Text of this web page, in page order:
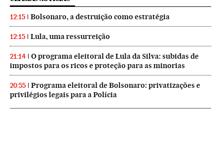
12:15 Bolsonaro, a destruição como estratégia
12:15 Lula, uma ressurreição
21:14
O programa eleitoral de Lula da Silva: subidas de
impostos para os ricos e proteção para as minorias
20:55
Programa eleitoral de Bolsonaro: privatizações e
privilégios legais para a Polícia